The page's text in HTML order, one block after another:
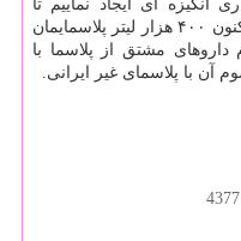
ای ایجاد نماییم تا
فناوری آنرا به كشور منتقل كنند. هم اكنون ۴۰۰ هزار لیتر پلاسمایمان
مشتق از پلاسما با
آن با پلاسمای غیر ایرانی.
4377